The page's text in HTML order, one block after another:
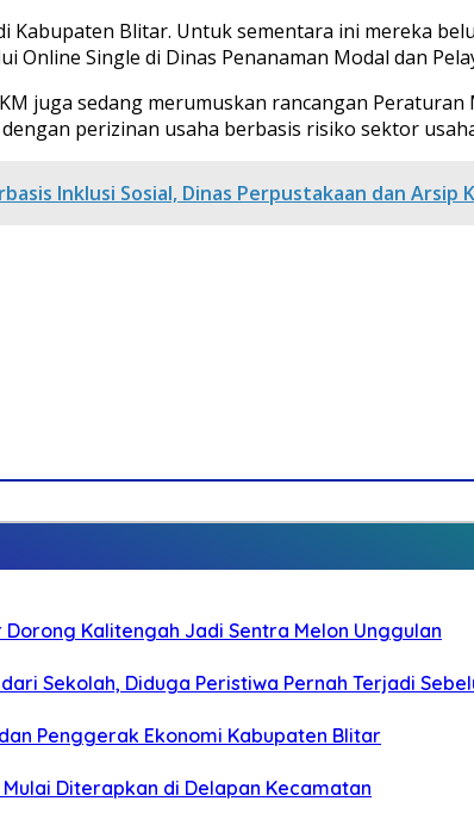
Blitar. Untuk sementara ini mereka
Single di Dinas Penanaman Modal dan
juga sedang merumuskan rancangan
perizinan usaha berbasis risiko sektor
Inklusi Sosial, Dinas Perpustakaan dan
Dorong Kalitengah Jadi Sentra Melon Unggulan
Sekolah, Diduga Peristiwa Pernah Terjadi
Penggerak Ekonomi Kabupaten Blitar
Diterapkan di Delapan Kecamatan